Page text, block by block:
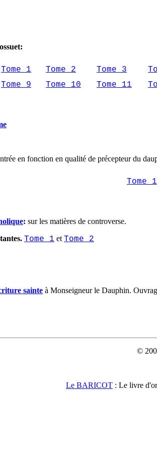
Tome 1 Tome 2 Tome 3
Tome 9
Tome 10 Tome 11
en fonction en qualité de précepteur du
Tome 1
: sur les matières de controverse.
Tome 1 et Tome 2
sainte à Monseigneur le Dauphin.
©
Le BARICOT : Le livre